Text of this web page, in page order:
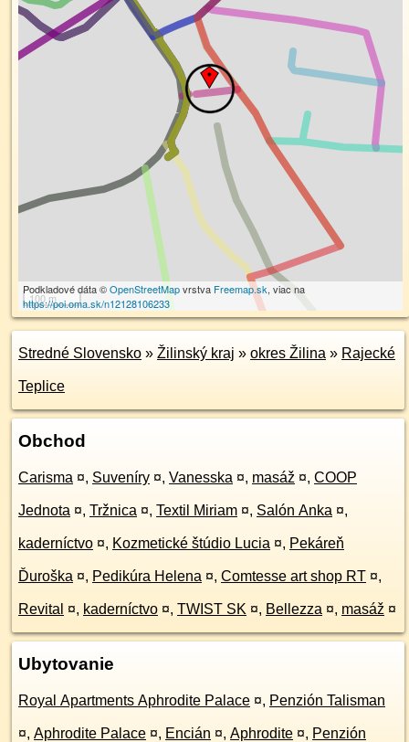
100 m
Podkladové dáta ©OpenStreetMapvrstva Freemap.sk, viac na
https://poi.oma.sk/n12128106233
Stredné Slovensko » Žilinský kraj » okres Žilina » Rajecké
Teplice
Obchod
Carisma ¤, Suveníry ¤, Vanesska ¤, masáž ¤, COOP
Jednota ¤, Tržnica ¤, Textil Miriam ¤, Salón Anka ¤,
kaderníctvo ¤, Kozmetické štúdio Lucia ¤, Pekáreň
Ďuroška ¤, Pedikúra Helena ¤, Comtesse art shop RT ¤,
Revital ¤, kaderníctvo ¤, TWIST SK ¤, Bellezza ¤, masáž ¤
Ubytovanie
Royal Apartments Aphrodite Palace ¤, Penzión Talisman
¤, Aphrodite Palace ¤, Encián ¤, Aphrodite ¤, Penzión